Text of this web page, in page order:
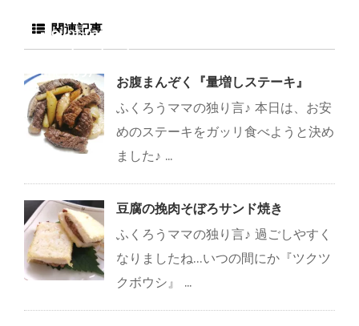
-count-cache/sns-
count-cache.phpon
line
2897
関連記事
お腹まんぞく『量増しステーキ』
ふくろうママの独り言♪ 本日は、お安
めのステーキをガッリ食べようと決め
ました♪ ...
豆腐の挽肉そぼろサンド焼き
ふくろうママの独り言♪ 過ごしやすく
なりましたね…いつの間にか『ツクツ
クボウシ』 ...